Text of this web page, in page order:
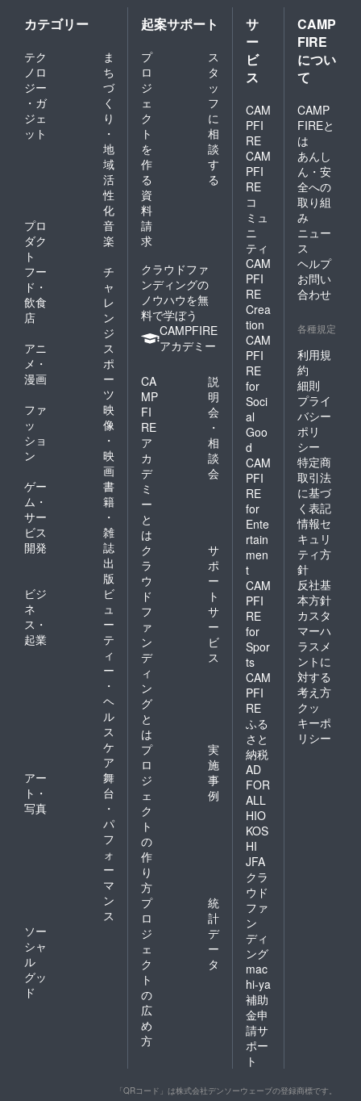
※リター
ン商品
の製作
には万
全を期
して取
り組み
が、ハ
ンドメ
イドの
ため接
合部や
表面に
若干の
変形や
小傷な
どが生
じるこ
とがあ
りま
す。何
とぞご
ますよ
いいた
しま
す。
ムで
あって
も公序
良俗に
反する
など当
方が相
ないと
判断し
た場合
は、掲
載をお
断りす
る場合
がござ
いま
す。予
めご了
承くだ
さい。
※リター
ン商品
全を期
り組み
ます
が、ハ
ンドメ
イドの
ため接
合部や
表面に
若干の
変形や
小傷な
どが生
じるこ
とがあ
りま
す。何
とぞご
了承い
ただけ
ますよ
うお願
いいた
しま
字のみ
の例：
Sakurai
SAKUR
AI ・名
のみの
Hanako
HANAK
O ・イ
ニシャ
ルの
例：H.S
H.SAK
URAI ※
商品の
発送は
日本国
内に限
らせて
す。 ※
or ニッ
クネー
ムで
あって
も公序
良俗に
反する
など当
方が相
応しく
ないと
判断し
た場合
は、掲
載をお
断りす
る場合
がござ
いま
す。予
めご了
承くだ
さい。
※リター
ン商品
の製作
には万
全を期
して取
り組み
品に刻
印する
お名前
（3名：
英字の
み／20
文字以
文字小
文字
可） ・
フル
ネーム
の例：
Hanako
Sakurai
HANAK
SAKUR
AI ・苗
字のみ
の例：
SAKUR
のみの
例：
Hanako
HANAK
O ・イ
ニシャ
ルの
例：H.S
H.SAK
URAI ※
商品の
発送は
日本国
内に限
らせて
いただ
きま
す。 ※
お名前
or ニッ
クネー
あって
も公序
良俗に
反する
など当
方が相
応しく
ため接
表面に
カテゴリー
テク
ノロ
ジー
・ガ
ジェ
ット
ま
ち
づ
く
り
・
地
域
活
性
化
プロ
ダク
ト
音
楽
フー
ド・
飲食
店
チ
ャ
レ
ン
ジ
アニ
メ・
漫画
ス
ポ
ー
ツ
ファ
ッ
ショ
ン
映
像
・
映
画
ゲー
ム・
サー
ビス
開発
書
籍
・
雑
誌
出
版
ビジ
ネ
ス・
起業
ビ
ュ
ー
テ
ィ
ー
・
ヘ
ル
ス
ケ
ア
アー
ト・
写真
舞
台
・
パ
フ
ォ
ー
マ
ン
ス
ソー
シャ
ル
グッ
ド
起案サポート
プ
ロ
ジ
ェ
ク
ト
を
作
る
ス
タ
ッ
フ
に
相
談
す
る
資
料
請
求
クラウドファ
ンディングの
ノウハウを無
料で学ぼう
CAMPFIRE
アカデミー
CA
MP
FI
RE
ア
カ
デ
ミ
ー
と
は
説
明
会
・
相
談
会
ク
ラ
ウ
ド
フ
ァ
ン
デ
ィ
ン
グ
と
は
サ
ポ
ー
ト
サ
ー
ビ
ス
プ
ロ
ジ
ェ
ク
ト
の
作
り
方
実
施
事
例
プ
ロ
ジ
ェ
ク
ト
の
広
め
方
統
計
デ
ー
タ
サ
ー
ビ
ス
CAM
PFI
RE
CAM
PFI
RE
コ
ミュ
ニ
ティ
CAM
PFI
RE
Crea
tion
CAM
PFI
RE
for
Soci
al
Goo
d
CAM
PFI
RE
for
Ente
rtain
men
t
CAM
PFI
RE
for
Spor
ts
CAM
PFI
RE
ふる
さと
納税
AD
FOR
ALL
HIO
KOS
HI
JFA
クラ
ウド
ファ
ン
ディ
ング
mac
hi-ya
補助
金申
請サ
ポー
ト
CAMP
FIRE
につい
て
CAMP
FIREと
は
あんし
ん・安
全への
取り組
み
ニュー
ス
ヘルプ
お問い
合わせ
各種規定
利用規
約
細則
プライ
バシー
ポリ
シー
特定商
取引法
に基づ
く表記
情報セ
キュリ
ティ方
針
反社基
本方針
カスタ
マーハ
ラスメ
ントに
対する
考え方
クッ
キーポ
リシー
「QRコード」は株式会社デンソーウェーブの登録商標です。